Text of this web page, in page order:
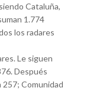
Cataluña,
1.774
los radares
Le siguen
Después
257; Comunidad